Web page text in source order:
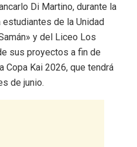
Di Martino, durante la
de la Unidad
y del Liceo Los
sus proyectos a fin de
Copa Kai 2026, que tendrá
de junio.